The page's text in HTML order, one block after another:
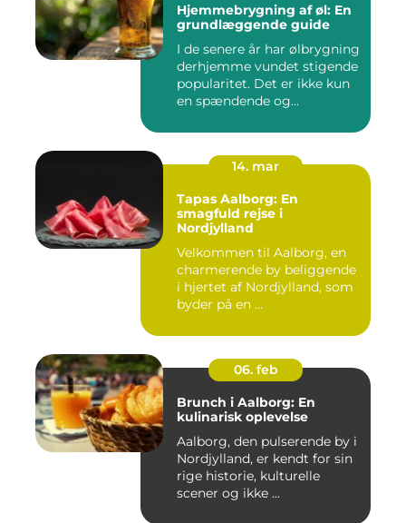
Hjemmebrygning af øl: En
grundlæggende guide
I de senere år har ølbrygning
derhjemme vundet stigende
popularitet. Det er ikke kun
en spændende og...
14. mar
Tapas Aalborg: En
smagfuld rejse i
Nordjylland
Velkommen til Aalborg, en
charmerende by beliggende
i hjertet af Nordjylland, som
byder på en ...
06. feb
Brunch i Aalborg: En
kulinarisk oplevelse
Aalborg, den pulserende by i
Nordjylland, er kendt for sin
rige historie, kulturelle
scener og ikke ...